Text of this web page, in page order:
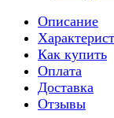
Описание
Как купить
Оплата
Доставка
Отзывы